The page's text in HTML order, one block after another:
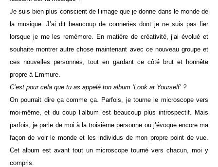
Je suis bien plus conscient de l’image que je donne dans le monde de
la musique. J’ai dit beaucoup de conneries dont je ne suis pas fier
lorsque je me les remémore. En matière de créativité, j’ai évolué et
souhaite montrer autre chose maintenant avec ce nouveau groupe et
ces nouvelles personnes, tout en gardant ce côté brut et honnête
propre à Emmure.
C’est pour cela que tu as appelé ton album ‘Look at Yourself’ ?
On pourrait dire ça comme ça. Parfois, je tourne le microscope vers
moi-même, et du coup l’album est beaucoup plus introspectif. Mais
parfois, je parle de moi à la troisième personne ou j’évoque encore ma
façon de voir le monde et les individus de mon propre point de vue.
Cet album est avant tout un microscope tourné vers chacun, moi y
compris.